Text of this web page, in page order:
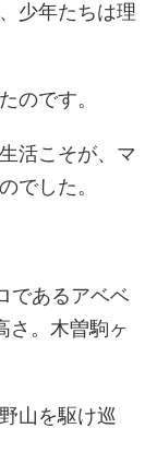
少年たちは理
のです。
活こそが、マ
でした。
であるアベベ
さ。木曽駒ヶ
山を駆け巡